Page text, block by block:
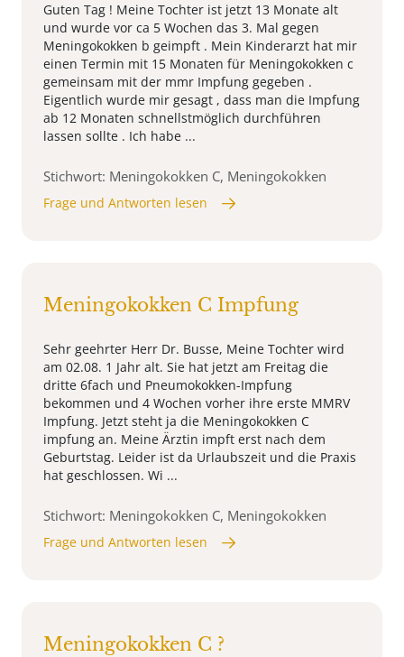
Guten Tag ! Meine Tochter ist jetzt 13 Monate alt
und wurde vor ca 5 Wochen das 3. Mal gegen
Meningokokken b geimpft . Mein Kinderarzt hat mir
einen Termin mit 15 Monaten für Meningokokken c
gemeinsam mit der mmr Impfung gegeben .
Eigentlich wurde mir gesagt , dass man die Impfung
ab 12 Monaten schnellstmöglich durchführen
lassen sollte . Ich habe ...
Stichwort: Meningokokken C, Meningokokken
Frage und Antworten lesen
Meningokokken C Impfung
Sehr geehrter Herr Dr. Busse, Meine Tochter wird
am 02.08. 1 Jahr alt. Sie hat jetzt am Freitag die
dritte 6fach und Pneumokokken-Impfung
bekommen und 4 Wochen vorher ihre erste MMRV
Impfung. Jetzt steht ja die Meningokokken C
impfung an. Meine Ärztin impft erst nach dem
Geburtstag. Leider ist da Urlaubszeit und die Praxis
hat geschlossen. Wi ...
Stichwort: Meningokokken C, Meningokokken
Frage und Antworten lesen
Meningokokken C ?